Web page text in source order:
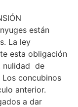
están
La ley
esta obligación
nulidad de
concubinos
anterior.
a dar